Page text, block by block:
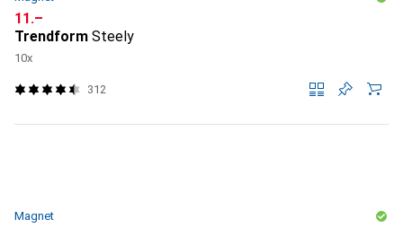
CHF
11.–
Trendform Steely
10x
312
Magnet